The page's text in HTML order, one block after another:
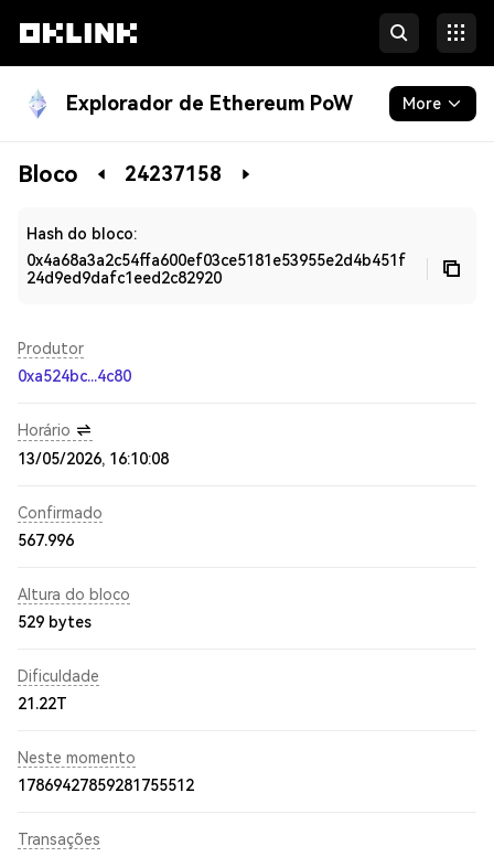
Explorador de Ethereum PoW More
Blockchain
Bloco 24237158
Hash do bloco:
0x4a68a3a2c54ffa600ef03ce5181e53955e2d4b451f
24d9ed9dafc1eed2c82920
Produtor
0xa524bc...4c80
Horário
13/05/2026, 16:10:08
Confirmado
567.996
Altura do bloco
529 bytes
Dificuldade
21.22T
Neste momento
17869427859281755512
Transações